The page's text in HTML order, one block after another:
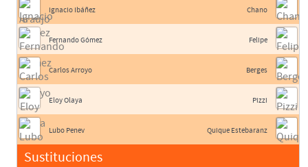
Ignacio Ibáñez
Fernando Gómez
Carlos Arroyo
Eloy Olaya
Lubo Penev
Sustituciones
Chano
Felipe
Berges
Pizzi
Quique Estebaranz